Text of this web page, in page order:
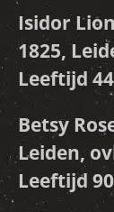
Isidor
1825,
Leeftijd
Betsy
Leiden,
Leeftijd